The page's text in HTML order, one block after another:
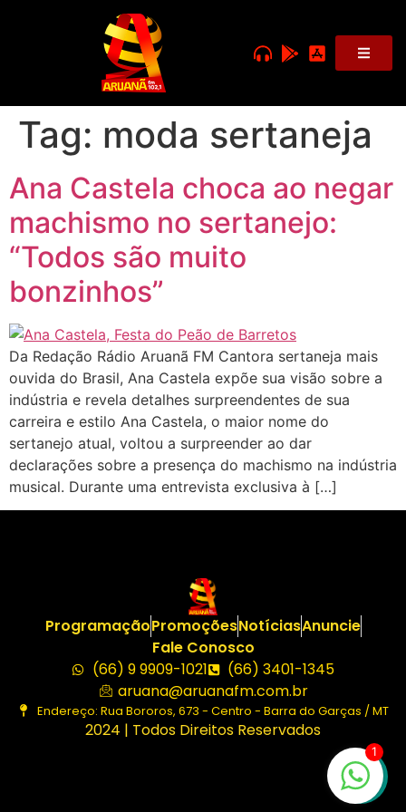
Tag: moda sertaneja
Ana Castela choca ao negar
machismo no sertanejo:
“Todos são muito
bonzinhos”
Da Redação Rádio Aruanã FM Cantora sertaneja mais
ouvida do Brasil, Ana Castela expõe sua visão sobre a
indústria e revela detalhes surpreendentes de sua
carreira e estilo Ana Castela, o maior nome do
sertanejo atual, voltou a surpreender ao dar
declarações sobre a presença do machismo na indústria
musical. Durante uma entrevista exclusiva à […]
ProgramaçãoPromoçõesNotíciasAnuncie
Fale Conosco
(66) 9 9909-1021
(66) 3401-1345
aruana@aruanafm.com.br
Endereço: Rua Bororos, 673 - Centro - Barra do Garças / MT
2024 | Todos Direitos Reservados
1